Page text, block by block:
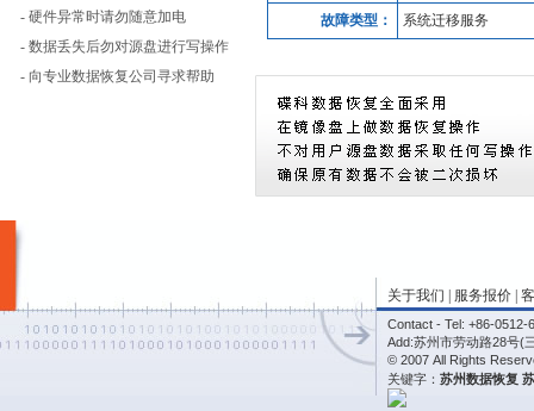
- 硬件异常时请勿随意加电
- 数据丢失后勿对源盘进行写操作
- 向专业数据恢复公司寻求帮助
故障类型： 系统迁移服务
关于我们 服务报价
Contact - Tel: +86-
Add:苏州市劳动路28号(
© 2007 All Rights
关键字： 苏州数据恢复